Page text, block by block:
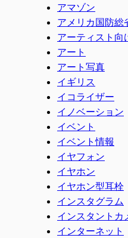
アマゾン
アメリカ国防総
アーティスト向
アート
アート写真
イギリス
イコライザー
イノベーション
イベント
イベント情報
イヤフォン
イヤホン
イヤホン型耳栓
インスタグラム
インスタントカ
インターネット